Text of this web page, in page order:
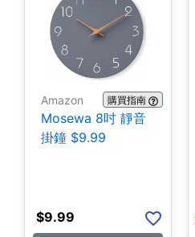
Amazon 購買指南
Mosewa 8吋 靜音
掛鐘 $9.99
$9.99